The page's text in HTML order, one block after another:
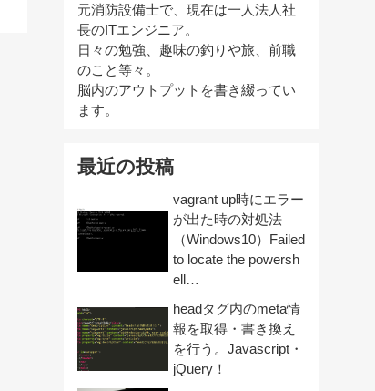
元消防設備士で、現在は一人法人社
長のITエンジニア。
日々の勉強、趣味の釣りや旅、前職
のこと等々。
脳内のアウトプットを書き綴ってい
ます。
最近の投稿
vagrant up時にエラー
が出た時の対処法
（Windows10）Failed
to locate the powersh
ell…
headタグ内のmeta情
報を取得・書き換え
を行う。Javascript・
jQuery！